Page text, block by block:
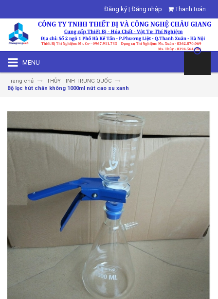
Đăng ký | Đăng nhập Thanh toán
MENU
Trang chủ
THỦY TINH TRUNG QUỐC
Bộ lọc hút chân không 1000ml nút cao su xanh